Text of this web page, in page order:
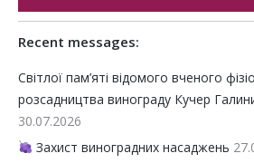
Recent messages:
Світлої пам’яті відомого вченого
розсадництва винограду Кучер
30.07.2026
Захист виноградних насаджень